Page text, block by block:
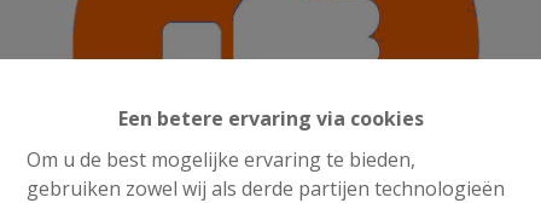
Een betere ervaring via cookies
Om u de best mogelijke ervaring te bieden,
gebruiken zowel wij als derde partijen technologieën